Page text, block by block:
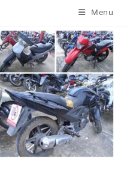
Menu